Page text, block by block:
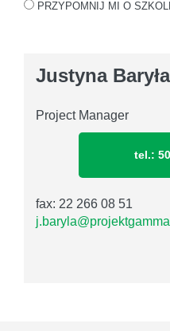
PRZYPOMNIJ MI O
Justyna
Project Manager
tel.:
fax: 22 266 08 51